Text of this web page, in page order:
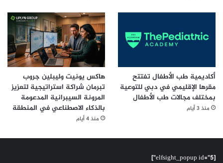
أكاديمية طب الأطفال تفتتح
مقرها الإقليمي في دبي للتوعية
بمختلف مجالات طب الأطفال
منذ 3 أيام
هاكس يونيت وليبلين جروب
تبرمان شراكة استراتيجية لتعزيز
المرونة السيبرانية المدعومة
بالذكاء الاصطناعي في المنطقة
منذ 4 أيام
[elfsight_popup id="5"]